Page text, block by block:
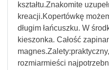
kształtu.Znakomite
kreacji.Kopertówkę
długim łańcuszku. W
kieszonka. Całość
rozmiarmieści